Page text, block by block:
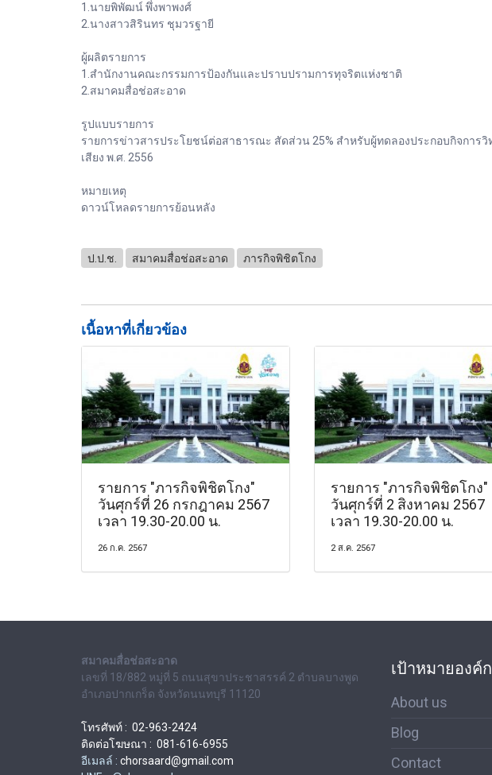
1.นายพิพัฒน์ พึ่งพาพงศ์
2.นางสาวสิรินทร ชุมวรฐายี
ผู้ผลิตรายการ
1.สำนักงานคณะกรรมการป้องกันและปราบปรามการทุจริตแห่งชาติ
2.สมาคมสื่อช่อสะอาด
รูปแบบรายการ
รายการข่าวสารประโยชน์ต่อสาธารณะ สัดส่วน 25% สำหรับผู้ทดลองประกอบกิจการ
เสียง พ.ศ. 2556
หมายเหตุ
ดาวน์โหลดรายการย้อนหลัง
ป.ป.ช. สมาคมสื่อช่อสะอาด ภารกิจพิชิตโกง
เนื้อหาที่เกี่ยวข้อง
รายการ "ภารกิจพิชิตโกง"
วันศุกร์ที่ 26 กรกฎาคม 2567
เวลา 19.30-20.00 น.
26 ก.ค. 2567
รายการ "ภารกิจพิชิตโกง"
วันศุกร์ที่ 2 สิงหาคม 2567
เวลา 19.30-20.00 น.
2 ส.ค. 2567
สมาคมสื่อช่อสะอาด
เลขที่ 18/882 หมู่ที่ 5 ถนนสุขาประชาสรรค์ 2 ตำบลบางพูด
อำเภอปากเกร็ด จังหวัดนนทบุรี 11120
โทรศัพท์ : 02-963-2424
ติดต่อโฆษณา : 081-616-6955
อีเมลล์ : chorsaard@gmail.com
เป้าหมายองค์
About us
Blog
Contact